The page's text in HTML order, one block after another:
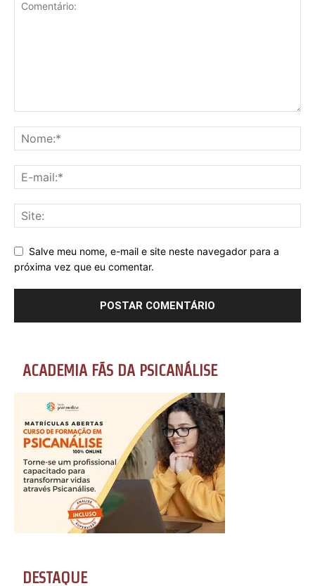
Salve meu nome, e-mail e site neste navegador para a
próxima vez que eu comentar.
ACADEMIA FÃS DA PSICANÁLISE
DESTAQUE